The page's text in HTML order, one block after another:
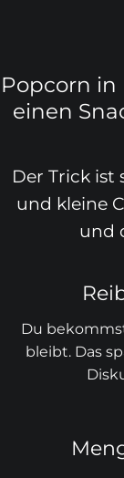
Popcorn
einen
Der Trick ist
und kleine
und
Du
bleibt. Das